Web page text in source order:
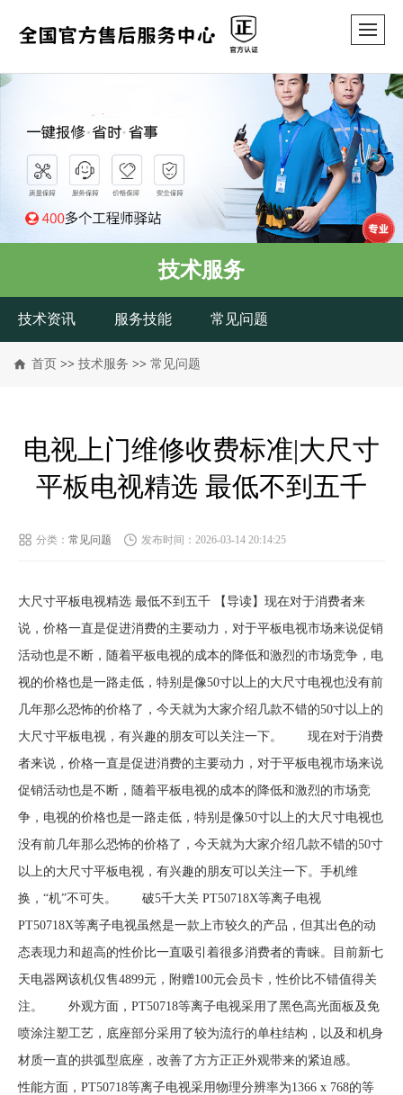
技术服务
技术资讯 服务技能 常见问题
首页 >> 技术服务 >> 常见问题
电视上门维修收费标准|大尺寸
平板电视精选 最低不到五千
分类： 常见问题 发布时间：2026-03-14 20:14:25
大尺寸平板电视精选 最低不到五千 【导读】现在对于消费者来
说，价格一直是促进消费的主要动力，对于平板电视市场来说促销
活动也是不断，随着平板电视的成本的降低和激烈的市场竞争，电
视的价格也是一路走低，特别是像50寸以上的大尺寸电视也没有前
几年那么恐怖的价格了，今天就为大家介绍几款不错的50寸以上的
大尺寸平板电视，有兴趣的朋友可以关注一下。 现在对于消费
者来说，价格一直是促进消费的主要动力，对于平板电视市场来说
促销活动也是不断，随着平板电视的成本的降低和激烈的市场竞
争，电视的价格也是一路走低，特别是像50寸以上的大尺寸电视也
没有前几年那么恐怖的价格了，今天就为大家介绍几款不错的50寸
以上的大尺寸平板电视，有兴趣的朋友可以关注一下。手机维
换，“机”不可失。 破5千大关 PT50718X等离子电视
PT50718X等离子电视虽然是一款上市较久的产品，但其出色的动
态表现力和超高的性价比一直吸引着很多消费者的青睐。目前新七
天电器网该机仅售4899元，附赠100元会员卡，性价比不错值得关
注。 外观方面，PT50718等离子电视采用了黑色高光面板及免
喷涂注塑工艺，底座部分采用了较为流行的单柱结构，以及和机身
材质一直的拱弧型底座，改善了方方正正外观带来的紧迫感。
性能方面，PT50718等离子电视采用物理分辨率为1366 x 768的等